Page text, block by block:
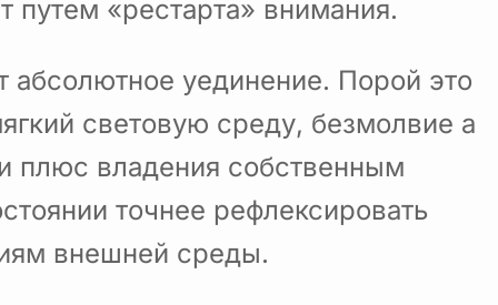
путем «рестарта» внимания.
абсолютное уединение. Порой это
световую среду, безмолвие а
плюс владения собственным
точнее рефлексировать
внешней среды.